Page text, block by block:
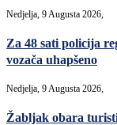
Nedjelja, 9 Augusta 2026,
Za 48 sati policija
vozača uhapšeno
Nedjelja, 9 Augusta 2026,
Žabljak obara